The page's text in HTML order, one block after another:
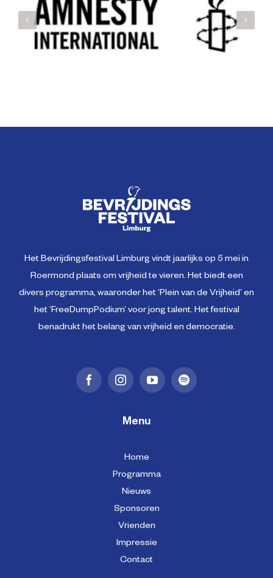
Het Bevrijdingsfestival Limburg vindt jaarlijks op 5 mei in
Roermond plaats om vrijheid te vieren. Het biedt een
divers programma, waaronder het ‘Plein van de Vrijheid’ en
het ‘FreeDumpPodium’ voor jong talent. Het festival
benadrukt het belang van vrijheid en democratie.
Menu
Home
Programma
Nieuws
Sponsoren
Vrienden
Impressie
Contact